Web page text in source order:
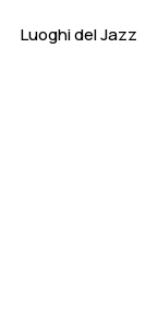
Luoghi del Jazz